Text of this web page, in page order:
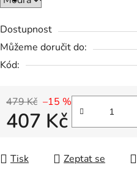
Dostupnost
Můžeme doručit do:
Kód:
479 Kč –15 %
407 Kč
Tisk Zeptat se